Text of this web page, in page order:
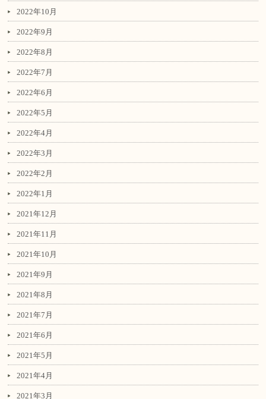
2022年10月
2022年9月
2022年8月
2022年7月
2022年6月
2022年5月
2022年4月
2022年3月
2022年2月
2022年1月
2021年12月
2021年11月
2021年10月
2021年9月
2021年8月
2021年7月
2021年6月
2021年5月
2021年4月
2021年3月